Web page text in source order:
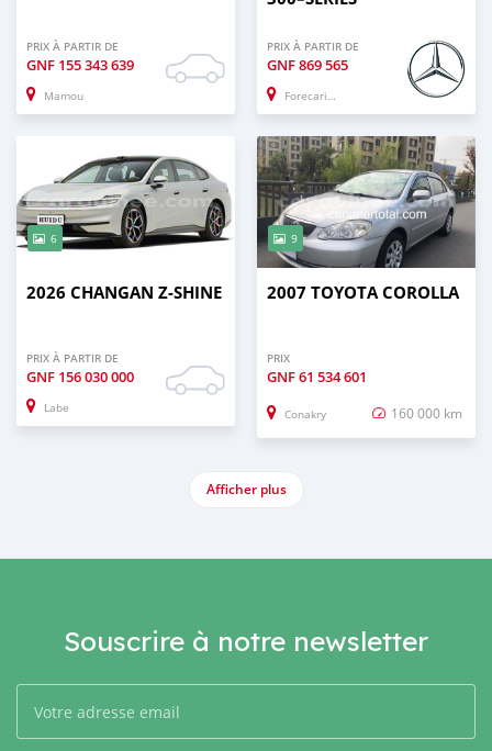
PRIX À PARTIR DE
GNF 155 343 639
Mamou
PRIX À PARTIR DE
GNF869 565
Forecariah
6
2026 CHANGAN Z-SHINE
PRIX À PARTIR DE
GNF 156 030 000
Labe
9
2007 TOYOTA COROLLA
PRIX
GNF61 534 601
Conakry 160 000 km
Afficher plus
Souscrire à notre newsletter